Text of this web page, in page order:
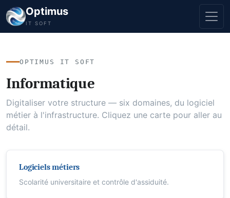
Optimus
IT SOFT
OPTIMUS IT SOFT
Informatique
Digitaliser votre structure — six domaines, du logiciel
métier à l'infrastructure. Cliquez une carte pour aller au
détail.
Logiciels métiers
Scolarité universitaire et contrôle d'assiduité.